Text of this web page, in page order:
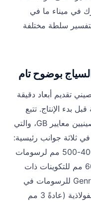
في ميناء ما في
سلطة مختلفة
بوضوح تام
تقديم أبعاد دقيقة
بدء الإنتاج. تتبع
الرسومات الافتراضية من المُصنِّعين الصينيين معايير GB، والتي
ثلاثة جوانب رئيسية:
ارتفاع الألواح (عادةً ما يكون افتراضيًا 400-500 مم لرسومات
مقطورات الشحن القياسية، وحوالي 600 مم للتكوينات ذات
الجوانب العالية، استنادًا إلى مراجعة Genron للرسومات في
خمسة مرافق إنتاج)، وسُمك الصفيحة الفولاذية (عادةً 3 مم